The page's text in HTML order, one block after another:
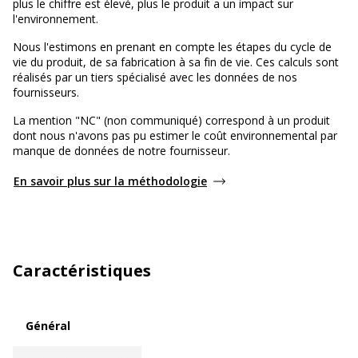
plus le chiffre est élevé, plus le produit a un impact sur
l'environnement.
Nous l'estimons en prenant en compte les étapes du cycle de
vie du produit, de sa fabrication à sa fin de vie. Ces calculs sont
réalisés par un tiers spécialisé avec les données de nos
fournisseurs.
La mention "NC" (non communiqué) correspond à un produit
dont nous n'avons pas pu estimer le coût environnemental par
manque de données de notre fournisseur.
En savoir plus sur la méthodologie
Caractéristiques
Général